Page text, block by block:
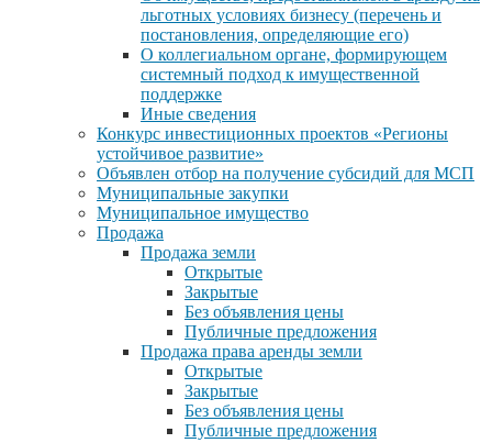
льготных условиях бизнесу (перечень и
постановления, определяющие его)
О коллегиальном органе, формирующем
системный подход к имущественной
поддержке
Иные сведения
Конкурс инвестиционных проектов «Регионы
устойчивое развитие»
Объявлен отбор на получение субсидий для МСП
Муниципальные закупки
Муниципальное имущество
Продажа
Продажа земли
Открытые
Закрытые
Без объявления цены
Публичные предложения
Продажа права аренды земли
Открытые
Закрытые
Без объявления цены
Публичные предложения